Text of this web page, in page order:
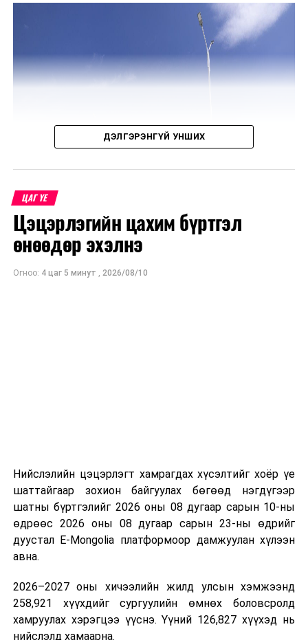
арилжааны банкнаас авчээ. Газрын тосны
бүтээгдэхүүний агуулахын барилга угсралтын ажлын
гүйцэтгэл 95 хувьтай байгаа бөгөөд 2026 оны
наймдугаар сарын 20-ны дотор бүрэн дуусгаж,
ашиглалтад оруулах гэж байна. Эдгээр агуулах
ашиглалтад орсноор Улаанбаатар хотын АИ-92-ийн
Ерөнхий сайд тус агуулахыг ашиглалтад хүлээн
авахад зөвшөөрлийн саад бэрхшээл учруулахгүй
байхыг холбогдох албаныханд үүрэг болгов.
ДЭЛГЭРЭНГҮЙ УНШИХ
ЦАГ ҮЕ
Цэцэрлэгийн цахим бүртгэл
өнөөдөр эхэлнэ
Огноо: 4 цаг 5 минут , 2026/08/10
Нийслэлийн цэцэрлэгт хамрагдах хүсэлтийг хоёр үе
шаттайгаар зохион байгуулах бөгөөд нэгдүгээр
шатны бүртгэлийг 2026 оны 08 дугаар сарын 10-ны
өдрөөс 2026 оны 08 дугаар сарын 23-ны өдрийг
дуустал E-Mongolia платформоор дамжуулан хүлээн
авна.
2026–2027 оны хичээлийн жилд улсын хэмжээнд
258,921 хүүхдийг сургуулийн өмнөх боловсролд
хамруулах хэрэгцээ үүснэ. Үүний 126,827 хүүхэд нь
нийслэлд хамаарна.